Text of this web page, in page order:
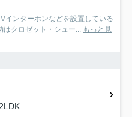
インターホンなどを設置している
はクロゼット・シュー... もっと見